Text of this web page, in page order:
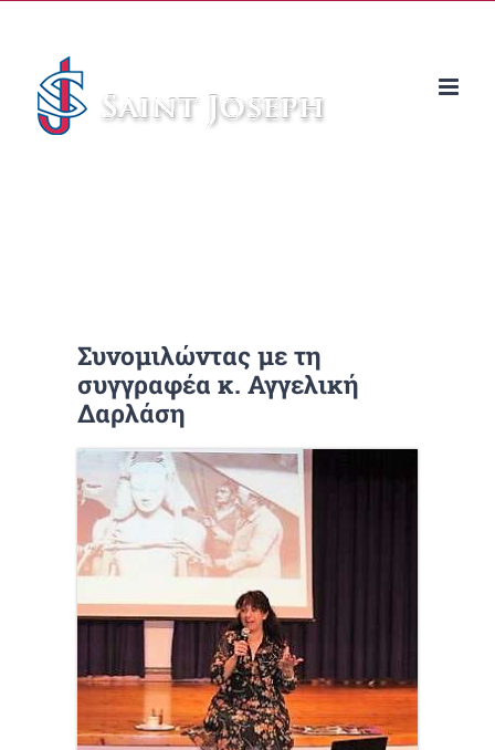
περιεχόμενο
Συνομιλώντας με τη
συγγραφέα κ. Αγγελική
Δαρλάση